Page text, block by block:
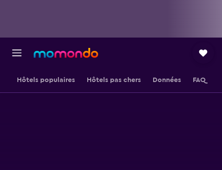
Hôtels populaires Hôtels pas chers Données FAQ